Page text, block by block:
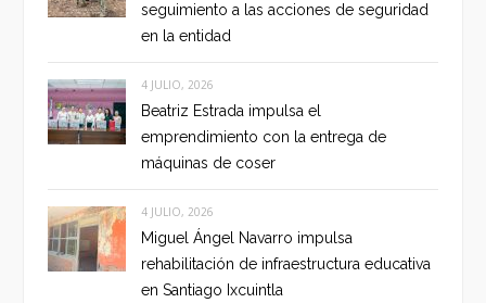
seguimiento a las acciones de seguridad
en la entidad
4 JULIO, 2026
Beatriz Estrada impulsa el
emprendimiento con la entrega de
máquinas de coser
4 JULIO, 2026
Miguel Ángel Navarro impulsa
rehabilitación de infraestructura educativa
en Santiago Ixcuintla